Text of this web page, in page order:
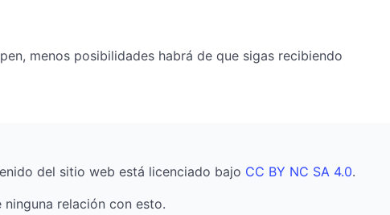
menos posibilidades habrá de que sigas recibiendo
del sitio web está licenciado bajo CC BY NC SA 4.0.
ninguna relación con esto.